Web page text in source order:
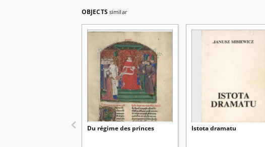
OBJECTS similar
Du régime des princes Istota dramatu